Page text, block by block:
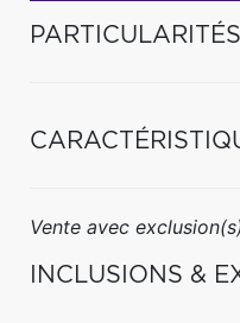
Vente avec
INCLUSIONS &